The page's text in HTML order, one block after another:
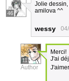
46
Jolie
amilova ^^
wessy
11
Author
Merci!
J'ai